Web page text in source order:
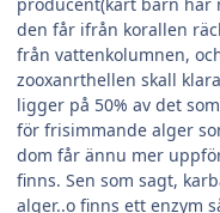
den får ifrån korallen
från vattenkolumnen,
zooxanrthellen skall
ligger på 50% av det
för frisimmande alger
dom får ännu mer
finns. Sen som sagt,
alger..o finns ett enzym